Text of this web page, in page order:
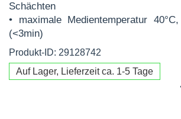
Schächten
• maximale Medientemperatur
(<3min)
Produkt-ID: 29128742
Auf Lager, Lieferzeit ca. 1-5 Tage